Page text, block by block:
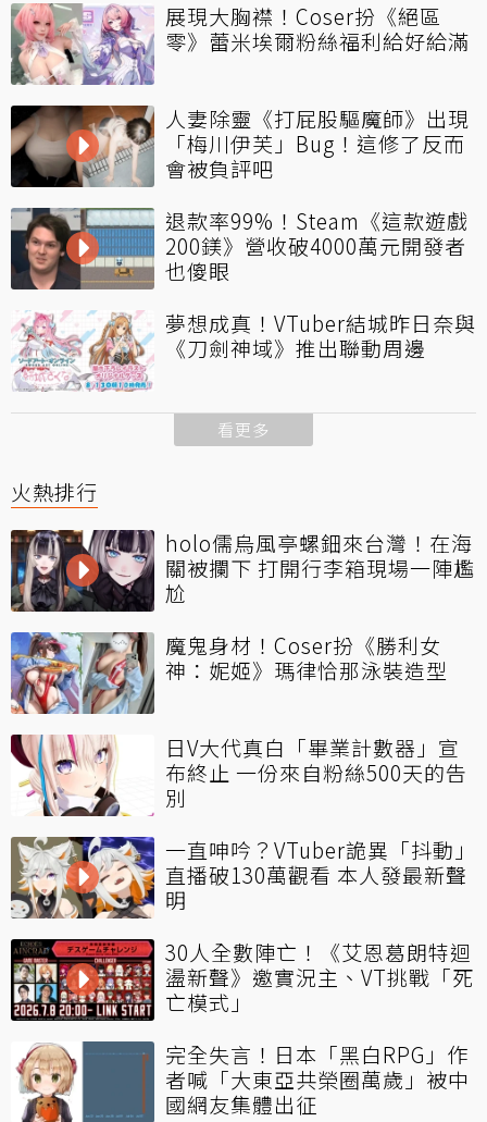
展現大胸襟！Coser扮《絕區
零》蕾米埃爾粉絲福利給好給滿
人妻除靈《打屁股驅魔師》出現
「梅川伊芙」Bug！這修了反而
會被負評吧
退款率99%！Steam《這款遊戲
200鎂》營收破4000萬元開發者
也傻眼
夢想成真！VTuber結城昨日奈與
《刀劍神域》推出聯動周邊
看更多
火熱排行
holo儒烏風亭螺鈿來台灣！在海
關被攔下 打開行李箱現場一陣尷
尬
魔鬼身材！Coser扮《勝利女
神：妮姬》瑪律恰那泳裝造型
日V大代真白「畢業計數器」宣
布終止 一份來自粉絲500天的告
別
一直呻吟？VTuber詭異「抖動」
直播破130萬觀看 本人發最新聲
明
30人全數陣亡！《艾恩葛朗特迴
盪新聲》邀實況主、VT挑戰「死
亡模式」
完全失言！日本「黑白RPG」作
者喊「大東亞共榮圈萬歲」被中
國網友集體出征